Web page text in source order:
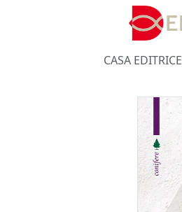
CASA EDITRICE